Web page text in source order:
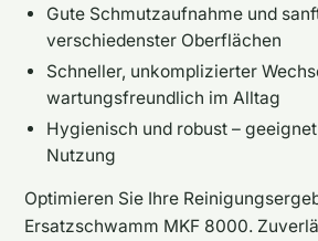
Gute Schmutzaufnahme und
verschiedenster Oberflächen
Schneller, unkomplizierter
wartungsfreundlich im Alltag
Hygienisch und robust –
Nutzung
Optimieren Sie Ihre
Ersatzschwamm MKF 8000.